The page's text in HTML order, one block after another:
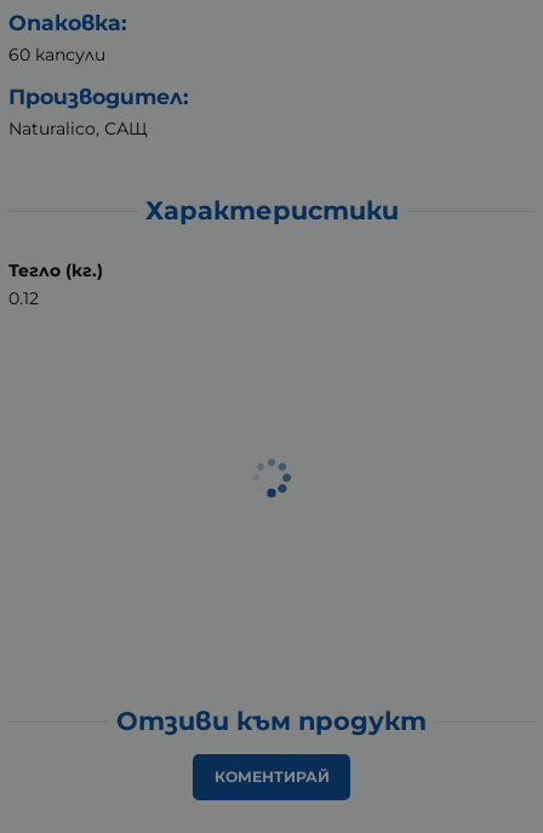
Опаковка:
60 капсули
Производител:
Naturalico, САЩ
Характеристики
Тегло (кг.)
0.12
Отзиви към продукт
КОМЕНТИРАЙ